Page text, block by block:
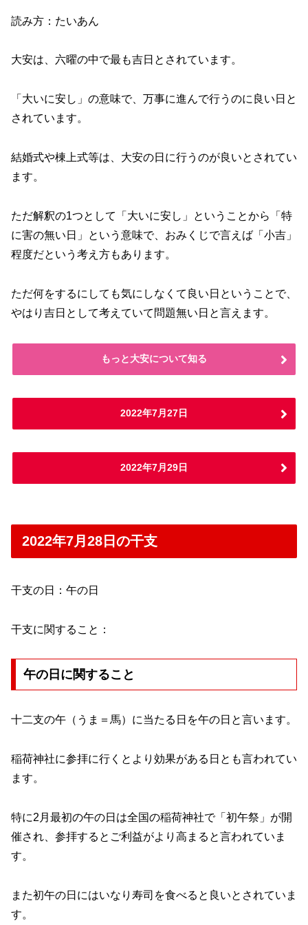
読み方：たいあん
大安は、六曜の中で最も吉日とされています。
「大いに安し」の意味で、万事に進んで行うのに良い日と
されています。
結婚式や棟上式等は、大安の日に行うのが良いとされてい
ます。
ただ解釈の1つとして「大いに安し」ということから「特
に害の無い日」という意味で、おみくじで言えば「小吉」
程度だという考え方もあります。
ただ何をするにしても気にしなくて良い日ということで、
やはり吉日として考えていて問題無い日と言えます。
もっと大安について知る
2022年7月27日
2022年7月29日
2022年7月28日の干支
干支の日：午の日
干支に関すること：
午の日に関すること
十二支の午（うま＝馬）に当たる日を午の日と言います。
稲荷神社に参拝に行くとより効果がある日とも言われてい
ます。
特に2月最初の午の日は全国の稲荷神社で「初午祭」が開
催され、参拝するとご利益がより高まると言われていま
す。
また初午の日にはいなり寿司を食べると良いとされていま
す。